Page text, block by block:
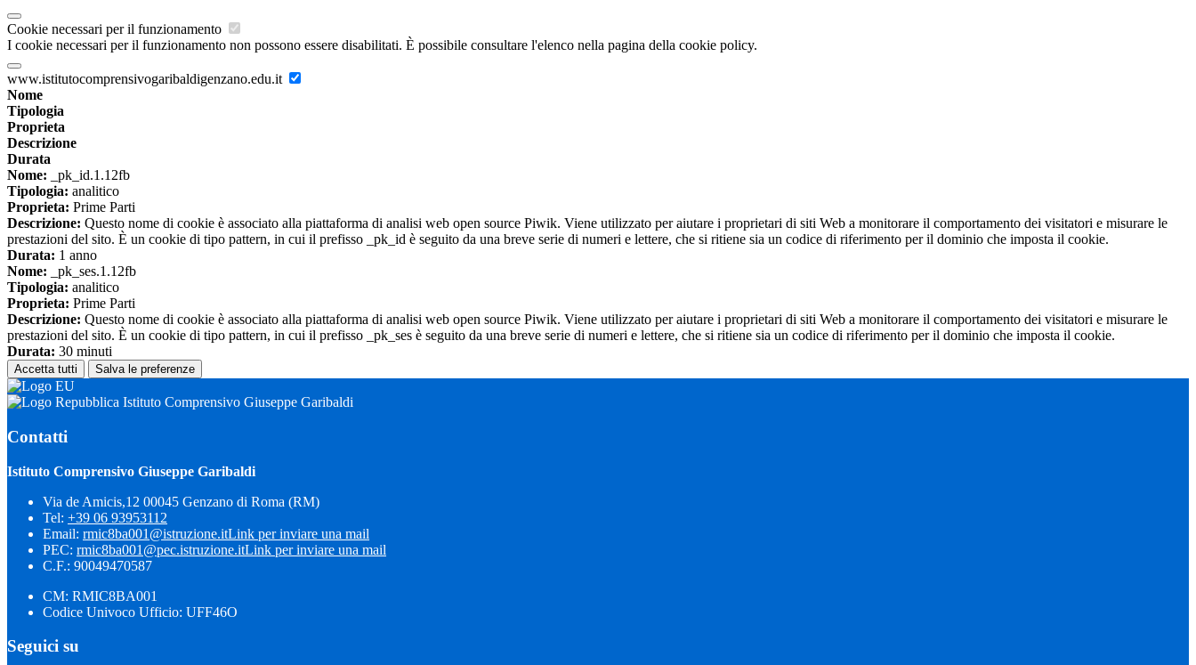
Cookie necessari per il funzionamento
I cookie necessari per il funzionamento non possono essere disabilitati. È possibile consultare l'elenco nella pagina della cookie policy.
www.istitutocomprensivogaribaldigenzano.edu.it
Nome
Tipologia
Proprieta
Descrizione
Durata
Nome: _pk_id.1.12fb
Tipologia: analitico
Proprieta: Prime Parti
Descrizione: Questo nome di cookie è associato alla piattaforma di analisi web open source Piwik. Viene utilizzato per aiutare i proprietari di siti Web a monitorare il comportamento dei visitatori e misurare le
prestazioni del sito. È un cookie di tipo pattern, in cui il prefisso _pk_id è seguito da una breve serie di numeri e lettere, che si ritiene sia un codice di riferimento per il dominio che imposta il cookie.
Durata: 1 anno
Nome: _pk_ses.1.12fb
Tipologia: analitico
Proprieta: Prime Parti
Descrizione: Questo nome di cookie è associato alla piattaforma di analisi web open source Piwik. Viene utilizzato per aiutare i proprietari di siti Web a monitorare il comportamento dei visitatori e misurare le
prestazioni del sito. È un cookie di tipo pattern, in cui il prefisso _pk_ses è seguito da una breve serie di numeri e lettere, che si ritiene sia un codice di riferimento per il dominio che imposta il cookie.
Durata: 30 minuti
Accetta tutti Salva le preferenze
Istituto Comprensivo Giuseppe Garibaldi
Contatti
Istituto Comprensivo Giuseppe Garibaldi
Via de Amicis,12 00045 Genzano di Roma (RM)
Tel: +39 06 93953112
Email: rmic8ba001@istruzione.itLink per inviare una mail
PEC: rmic8ba001@pec.istruzione.itLink per inviare una mail
C.F.: 90049470587
CM: RMIC8BA001
Codice Univoco Ufficio: UFF46O
Seguici su